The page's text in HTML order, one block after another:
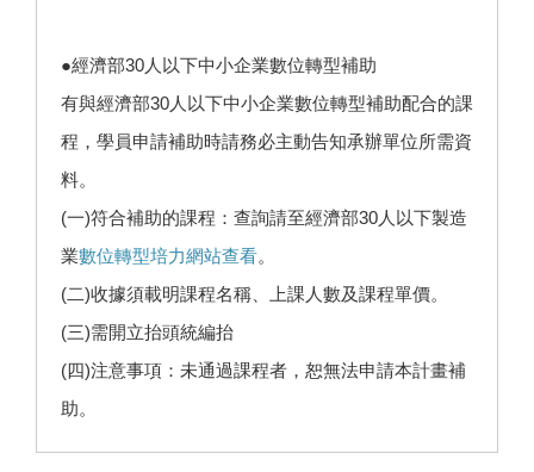
●經濟部30人以下中小企業數位轉型補助
有與經濟部30人以下中小企業數位轉型補助配合的課
程，學員申請補助時請務必主動告知承辦單位所需資
料。
(一)符合補助的課程：查詢請至經濟部30人以下製造
業數位轉型培力網站查看。
(二)收據須載明課程名稱、上課人數及課程單價。
(三)需開立抬頭統編抬
(四)注意事項：未通過課程者，恕無法申請本計畫補
助。